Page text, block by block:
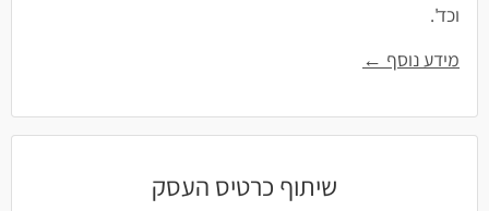
וכד'.
מידע נוסף ←
שיתוף כרטיס העסק